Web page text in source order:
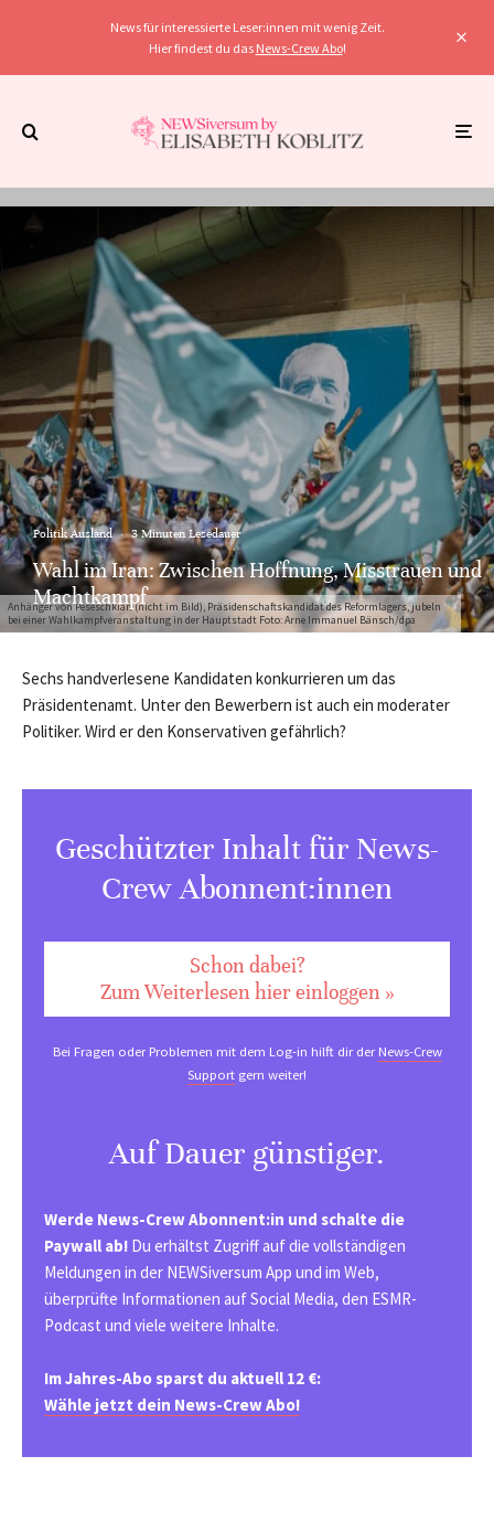
News für interessierte Leser:innen mit wenig Zeit.
Hier findest du das News-Crew Abo!
Anhänger von Peseschkian (nicht im Bild), Präsidenschaftskandidat des Reformlagers, jubeln
bei einer Wahlkampfveranstaltung in der Hauptstadt Foto: Arne Immanuel Bänsch/dpa
Politik Ausland · 3 Minuten Lesedauer
Wahl im Iran: Zwischen Hoffnung, Misstrauen und
Machtkampf
Sechs handverlesene Kandidaten konkurrieren um das
Präsidentenamt. Unter den Bewerbern ist auch ein moderater
Politiker. Wird er den Konservativen gefährlich?
Geschützter Inhalt für News-
Crew Abonnent:innen
Schon dabei?
Zum Weiterlesen hier einloggen »
Bei Fragen oder Problemen mit dem Log-in hilft dir derNews-Crew
Support gern weiter!
Auf Dauer günstiger.
Werde News-Crew Abonnent:in und schalte die
Paywall ab! Du erhältst Zugriff auf die vollständigen
Meldungen in der NEWSiversum App und im Web,
überprüfte Informationen auf Social Media, den ESMR-
Podcast und viele weitere Inhalte.
Im Jahres-Abo sparst du aktuell 12 €:
Wähle jetzt dein News-Crew Abo!